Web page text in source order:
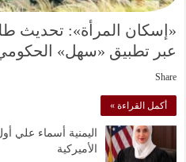
«إسكان المرأة»: تحديث
عبر تطبيق «سهل»
Share
أكمل القراءة »
اليمنية أسماء علي
الأميركية